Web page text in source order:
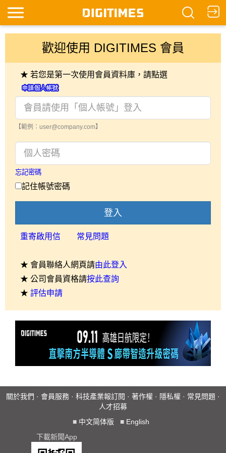
歡迎使用 DIGITIMES 會員
★ 若您是第一次使用會員資料庫，請點選
【範例：user@company.com】
忘記密碼
記住帳號密碼
登入
重寄啟用信 常見問題
★ 會員聯絡人網頁請由此登入
★ 公司會員資格請按此查詢
★ 評估申請
關於我們 · 會員服務 · 科技產業報訂閱 · 著作權 · 隱私權 · 常見問題 ·
人才招募
■ 中文简体版 ■ English
下載新聞App